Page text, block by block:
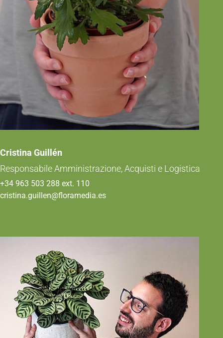
Cristina Guillén
Responsabile Amministrazione, Acquisti e Logistica
+34 963 503 288 ext. 110
cristina.guillen@floramedia.es